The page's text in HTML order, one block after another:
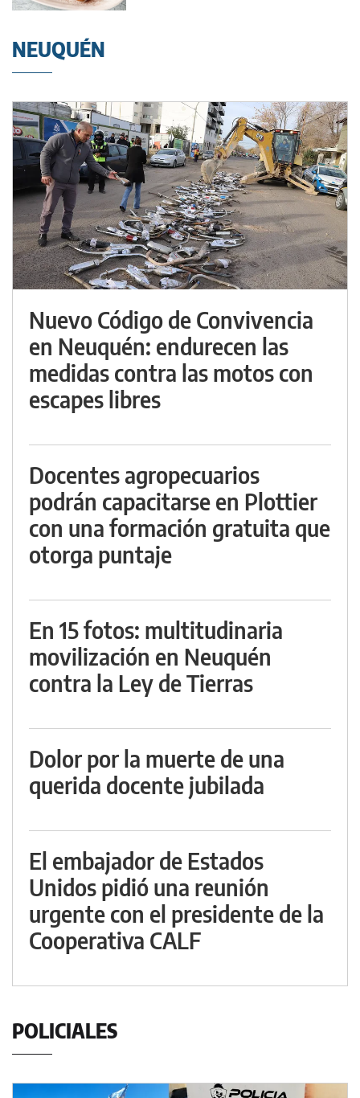
NEUQUÉN
Nuevo Código de Convivencia
en Neuquén: endurecen las
medidas contra las motos con
escapes libres
Docentes agropecuarios
podrán capacitarse en Plottier
con una formación gratuita que
otorga puntaje
En 15 fotos: multitudinaria
movilización en Neuquén
contra la Ley de Tierras
Dolor por la muerte de una
querida docente jubilada
El embajador de Estados
Unidos pidió una reunión
urgente con el presidente de la
Cooperativa CALF
POLICIALES